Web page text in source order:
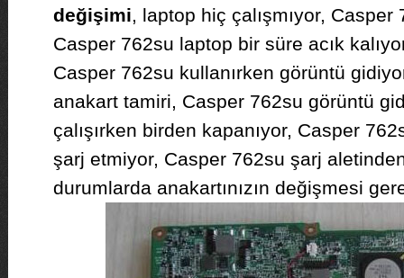
değişimi, laptop hiç çalışmıyor, Casper
Casper 762su laptop bir süre acık
Casper 762su kullanırken görüntü
anakart tamiri, Casper 762su görüntü
çalışırken birden kapanıyor, Casper
şarj etmiyor, Casper 762su şarj
durumlarda anakartınızın değişmesi